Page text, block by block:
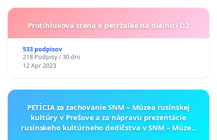
Protihluková stena v petržalke na dialnici D2
533 podpisov
218 Podpisy / 30 dni
12 Apr 2023
PETÍCIA za zachovanie SNM – Múzea rusínskej
kultúry v Prešove a za nápravu prezentácie
rusínskeho kultúrneho dedičstva v SNM – Múzeu